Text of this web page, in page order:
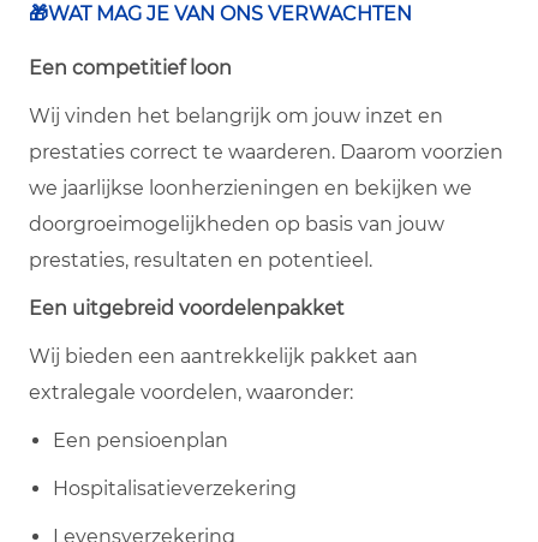
🎁WAT MAG JE VAN ONS VERWACHTEN
Een competitief loon
Wij vinden het belangrijk om jouw inzet en
prestaties correct te waarderen. Daarom voorzien
we jaarlijkse loonherzieningen en bekijken we
doorgroeimogelijkheden op basis van jouw
prestaties, resultaten en potentieel.
Een uitgebreid voordelenpakket
Wij bieden een aantrekkelijk pakket aan
extralegale voordelen, waaronder:
Een pensioenplan
Hospitalisatieverzekering
Levensverzekering